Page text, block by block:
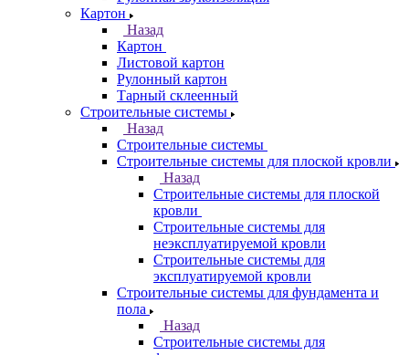
Картон
Назад
Картон
Листовой картон
Рулонный картон
Тарный склеенный
Строительные системы
Назад
Строительные системы
Строительные системы для плоской кровли
Назад
Строительные системы для плоской
кровли
Строительные системы для
неэксплуатируемой кровли
Строительные системы для
эксплуатируемой кровли
Строительные системы для фундамента и
пола
Назад
Строительные системы для